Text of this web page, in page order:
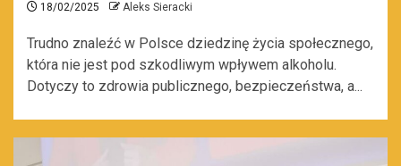
18/02/2025 Aleks Sieracki
Trudno znaleźć w Polsce dziedzinę życia społecznego,
która nie jest pod szkodliwym wpływem alkoholu.
Dotyczy to zdrowia publicznego, bezpieczeństwa, a...